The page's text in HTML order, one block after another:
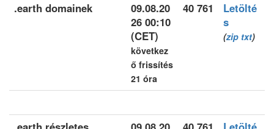
.earth domainek
09.08.20
26 00:10
(CET)
következ
ő frissítés
21 óra
40 761
Letölté
s
(zip txt)